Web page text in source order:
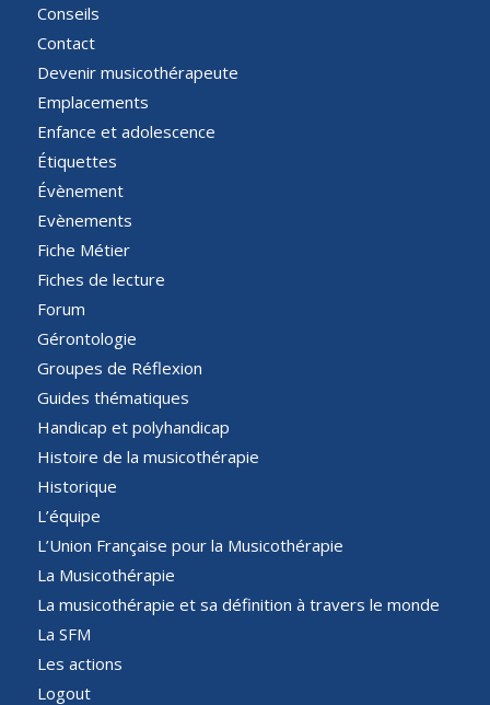
Conseils
Contact
Devenir musicothérapeute
Emplacements
Enfance et adolescence
Étiquettes
Évènement
Evènements
Fiche Métier
Fiches de lecture
Forum
Gérontologie
Groupes de Réflexion
Guides thématiques
Handicap et polyhandicap
Histoire de la musicothérapie
Historique
L’équipe
L’Union Française pour la Musicothérapie
La Musicothérapie
La musicothérapie et sa définition à travers le monde
La SFM
Les actions
Logout